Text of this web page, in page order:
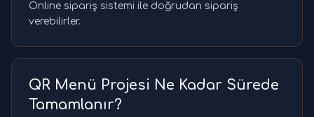
Online sipariş sistemi ile doğrudan sipariş
verebilirler.
QR Menü Projesi Ne Kadar Sürede
Tamamlanır?